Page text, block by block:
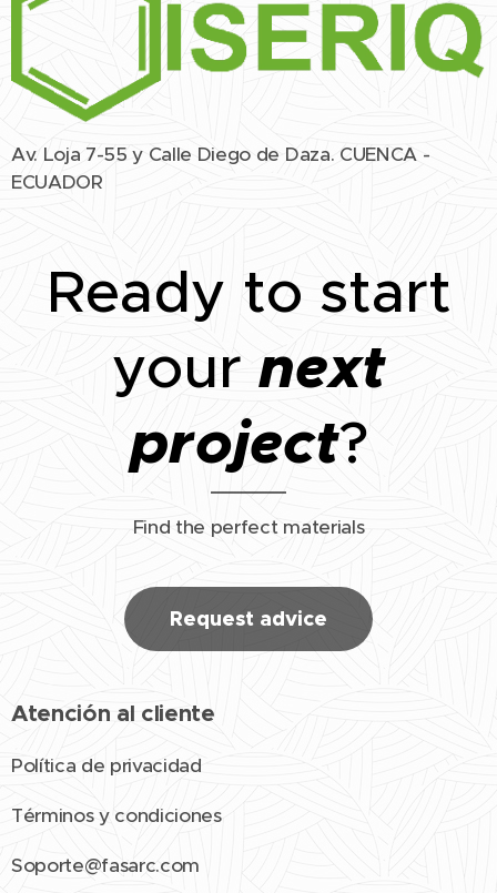
Av. Loja 7-55 y Calle Diego de Daza. CUENCA -
ECUADOR
Ready to start
your next
project?
Find the perfect materials
Request advice
Atención al cliente
Política de privacidad
Términos y condiciones
Soporte@fasarc.com